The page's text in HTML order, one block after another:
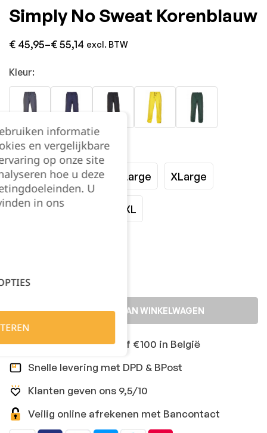
Simply No Sweat Korenblauw
€ 45,95–€55,14 excl. BTW
Kleur:
Maat:
Small Medium Large XLarge
XXLarge 4XL
TOEVOEGEN AAN WINKELWAGEN
Gratis levering vanaf €100 in België
Snelle levering met DPD & BPost
Klanten geven ons 9,5/10
Veilig online afrekenen met Bancontact
informatie
en vergelijkbare
op onze site
hoe u deze
U
in ons